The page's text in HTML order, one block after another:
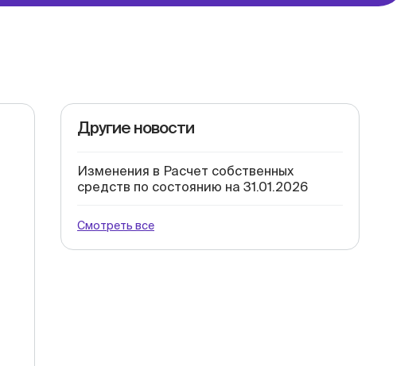
Другие новости
Изменения в Расчет собственных
средств по состоянию на 31.01.2026
Смотреть все